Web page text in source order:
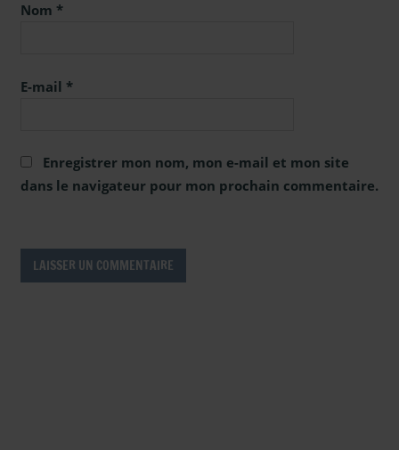
Nom *
E-mail *
Enregistrer mon nom, mon e-mail et mon site
dans le navigateur pour mon prochain commentaire.